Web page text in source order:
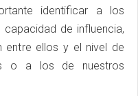
identificar a los
de influencia,
entre ellos y el nivel de
o a los de nuestros